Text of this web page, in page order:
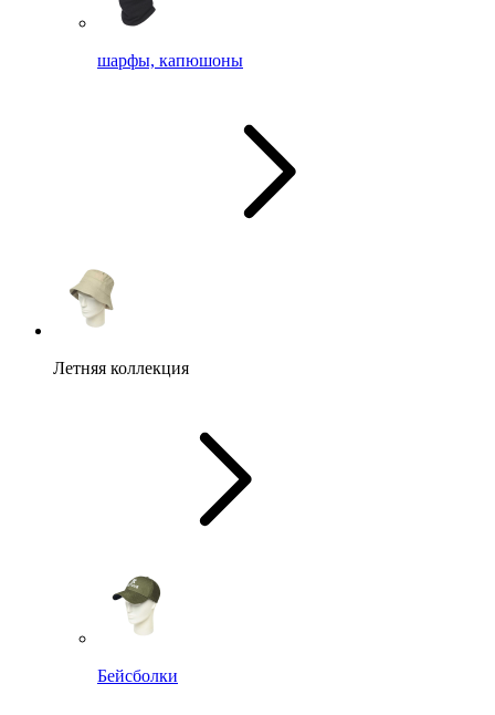
шарфы, капюшоны
Летняя коллекция
Бейсболки